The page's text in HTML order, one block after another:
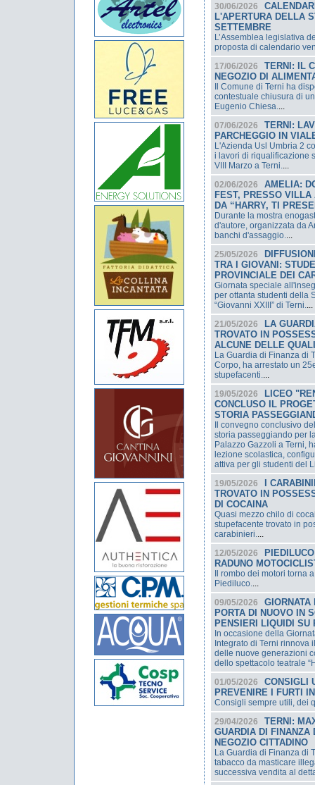
30/06/2026
L'APERTURA DELLA
SETTEMBRE
L’Assemblea legislativa
proposta di calendario
17/06/2026
TERNI: IL
NEGOZIO DI
Il Comune di Terni ha
contestuale chiusura di
Eugenio Chiesa....
07/06/2026
TERNI:
PARCHEGGIO IN
L'Azienda Usl Umbria 2
i lavori di riqualificazione
VIII Marzo a Terni....
02/06/2026
AMELIA:
FEST, PRESSO VILLA
DA “HARRY, TI
Durante la mostra
d'autore, organizzata da
banchi d'assaggio....
25/05/2026
TRA I GIOVANI:
PROVINCIALE DEI
Giornata speciale
per ottanta studenti della
“Giovanni XXIII” di Terni....
21/05/2026
LA
TROVATO IN
ALCUNE DELLE
La Guardia di Finanza di
Corpo, ha arrestato un
stupefacenti....
19/05/2026
LICEO
CONCLUSO IL
STORIA
Il convegno conclusivo
storia passeggiando per
Palazzo Gazzoli a Terni,
lezione scolastica,
attiva per gli studenti del
19/05/2026
I
TROVATO IN
DI COCAINA
Quasi mezzo chilo di
stupefacente trovato in
carabinieri....
12/05/2026
RADUNO
Il rombo dei motori torna
Piediluco....
09/05/2026
GIORNATA
PORTA DI NUOVO IN
PENSIERI LIQUIDI SU
In occasione della
Integrato di Terni
delle nuove generazioni
dello spettacolo teatrale
01/05/2026
CONSIGLI
PREVENIRE I FURTI
Consigli sempre utili, dei
29/04/2026
TERNI:
GUARDIA DI FINANZA
NEGOZIO CITTADINO
La Guardia di Finanza di
tabacco da masticare
successiva vendita al